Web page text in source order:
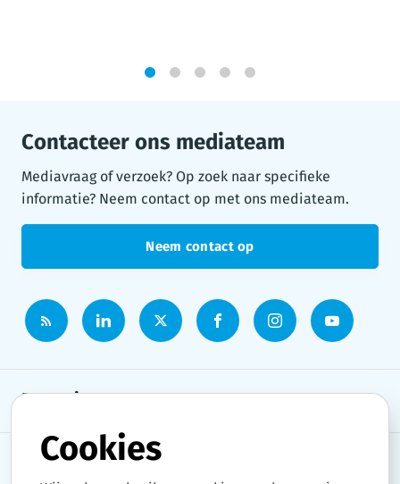
Contacteer ons mediateam
Mediavraag of verzoek? Op zoek naar specifieke
informatie? Neem contact op met ons mediateam.
Neem contact op
Persruimte
Onderwerpen
Cookies